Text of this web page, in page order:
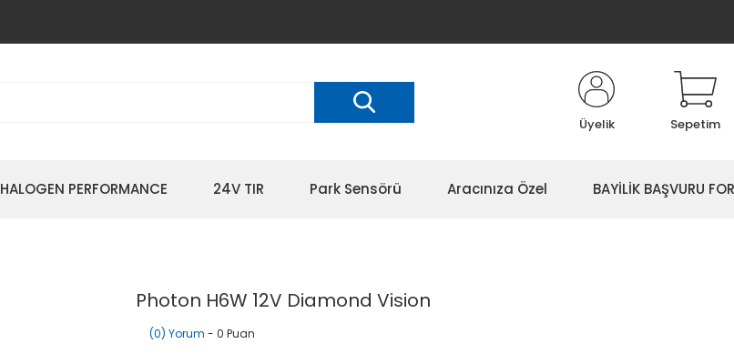
Üyelik Sepetim
HALOGEN PERFORMANCE 24V TIR Park Sensörü Aracınıza Özel BAYİLİK BAŞVURU
Photon H6W 12V Diamond Vision
(0) Yorum - 0 Puan